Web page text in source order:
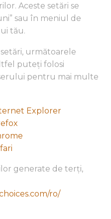
Aceste setări se
sau în meniul de
tău.
următoarele
puteți folosi
pentru mai multe
Explorer
generate de terți,
ro/